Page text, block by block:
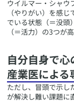
ウイルマー・シャウ
（やりがい）を感
でいる状態（＝没頭
（＝活力）の3つが
自分自身で
産業医による
ただし、冒頭で示し
が解決し難い課題に